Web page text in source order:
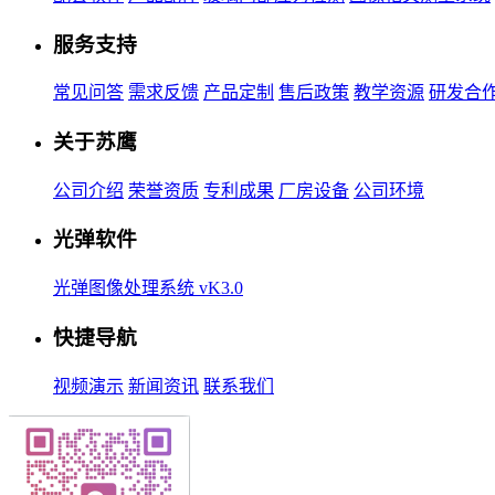
服务支持
常见问答 需求反馈 产品定制 售后政策 教学资源 研发合
关于苏鹰
公司介绍 荣誉资质 专利成果 厂房设备 公司环境
光弹软件
光弹图像处理系统 vK3.0
快捷导航
视频演示 新闻资讯 联系我们